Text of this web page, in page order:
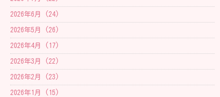
2026年6月 (24)
2026年5月 (26)
2026年4月 (17)
2026年3月 (22)
2026年2月 (23)
2026年1月 (15)